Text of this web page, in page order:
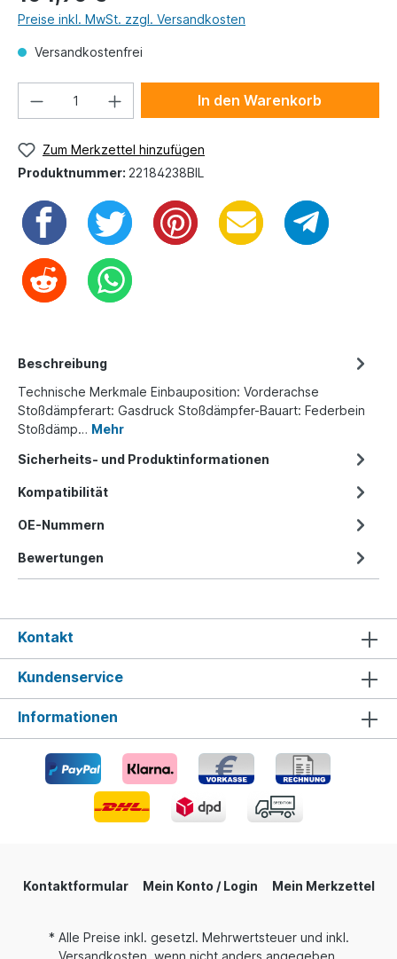
Preise inkl. MwSt. zzgl. Versandkosten
Versandkostenfrei
In den Warenkorb
Zum Merkzettel hinzufügen
Produktnummer: 22184238BIL
Beschreibung
Technische Merkmale Einbauposition: Vorderachse
Stoßdämpferart: Gasdruck Stoßdämpfer-Bauart: Federbein
Stoßdämp… Mehr
Sicherheits- und Produktinformationen
Kompatibilität
OE-Nummern
Bewertungen
Kontakt
Kundenservice
Informationen
Kontaktformular Mein Konto / Login Mein Merkzettel
* Alle Preise inkl. gesetzl. Mehrwertsteuer und inkl.
Versandkosten, wenn nicht anders angegeben.